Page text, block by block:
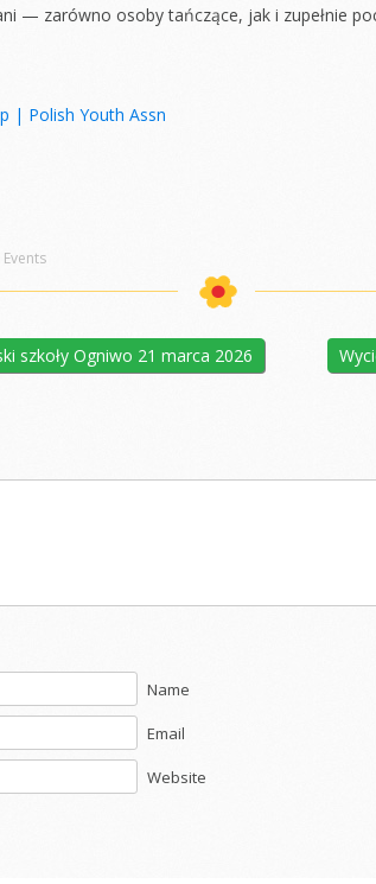
— zarówno osoby tańczące, jak i zupełnie
| Polish Youth Assn
Events
szkoły Ogniwo 21 marca 2026
Name
Email
Website